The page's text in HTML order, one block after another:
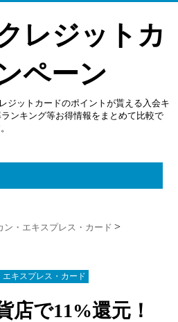
レジットカ
ペーン
ジットカードのポイントが貰える入会キ
ンキング等お得情報をまとめて比較で
ン・エキスプレス・カード
キスプレス・カード
店で11%還元！